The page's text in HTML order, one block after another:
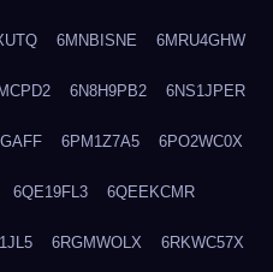
6MNBISNE 6MRU4GHW
6N8H9PB2 6NS1JPER
6PM1Z7A5 6PO2WC0X
6QE19FL3 6QEEKCMR
6RGMWOLX 6RKWC57X